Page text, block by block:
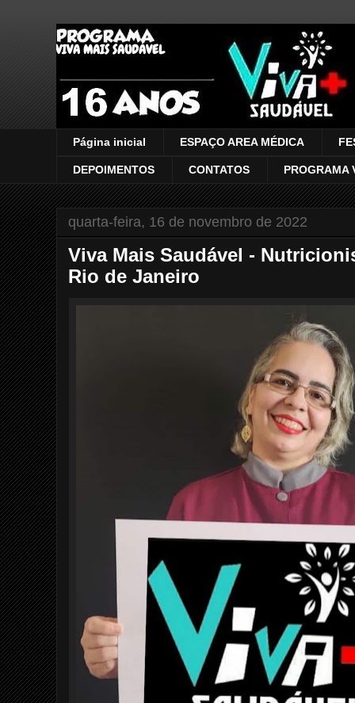
VIVA MAIS SAUDÁVEL
Página inicial ESPAÇO AREA MÉDICA
DEPOIMENTOS CONTATOS PROGRAMA
quarta-feira, 16 de novembro de 2022
Viva Mais Saudável -
Rio de Janeiro